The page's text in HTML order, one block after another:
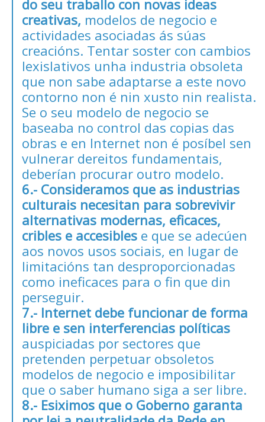
do seu traballo con novas ideas
creativas, modelos de negocio e
actividades asociadas ás súas
creacións. Tentar soster con cambios
lexislativos unha industria obsoleta
que non sabe adaptarse a este novo
contorno non é nin xusto nin realista.
Se o seu modelo de negocio se
baseaba no control das copias das
obras e en Internet non é posíbel sen
vulnerar dereitos fundamentais,
deberían procurar outro modelo.
6.- Consideramos que as industrias
culturais necesitan para sobrevivir
alternativas modernas, eficaces,
cribles e accesibles e que se adecúen
aos novos usos sociais, en lugar de
limitacións tan desproporcionadas
como ineficaces para o fin que din
perseguir.
7.- Internet debe funcionar de forma
libre e sen interferencias políticas
auspiciadas por sectores que
pretenden perpetuar obsoletos
modelos de negocio e imposibilitar
que o saber humano siga a ser libre.
8.- Esiximos que o Goberno garanta